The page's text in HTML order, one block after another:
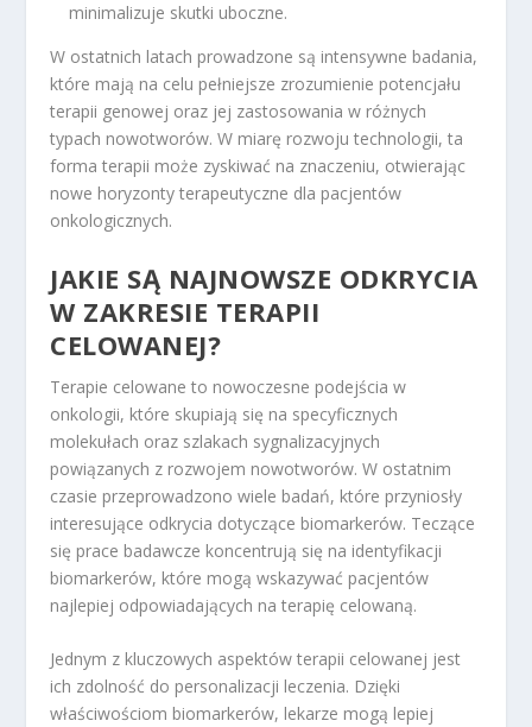
minimalizuje skutki uboczne.
W ostatnich latach prowadzone są intensywne badania,
które mają na celu pełniejsze zrozumienie potencjału
terapii genowej oraz jej zastosowania w różnych
typach nowotworów. W miarę rozwoju technologii, ta
forma terapii może zyskiwać na znaczeniu, otwierając
nowe horyzonty terapeutyczne dla pacjentów
onkologicznych.
JAKIE SĄ NAJNOWSZE ODKRYCIA
W ZAKRESIE TERAPII
CELOWANEJ?
Terapie celowane to nowoczesne podejścia w
onkologii, które skupiają się na specyficznych
molekułach oraz szlakach sygnalizacyjnych
powiązanych z rozwojem nowotworów. W ostatnim
czasie przeprowadzono wiele badań, które przyniosły
interesujące odkrycia dotyczące biomarkerów. Teczące
się prace badawcze koncentrują się na identyfikacji
biomarkerów, które mogą wskazywać pacjentów
najlepiej odpowiadających na terapię celowaną.
Jednym z kluczowych aspektów terapii celowanej jest
ich zdolność do personalizacji leczenia. Dzięki
właściwościom biomarkerów, lekarze mogą lepiej